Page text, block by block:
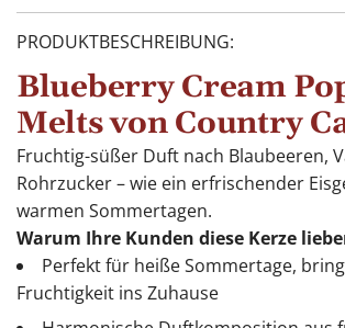
PRODUKTBESCHREIBUNG:
Blueberry Cream
Melts von Country
Fruchtig-süßer Duft nach Blaubeeren,
Rohrzucker – wie ein erfrischender
warmen Sommertagen.
Warum Ihre Kunden diese Kerze
Perfekt für heiße Sommertage,
Fruchtigkeit ins Zuhause